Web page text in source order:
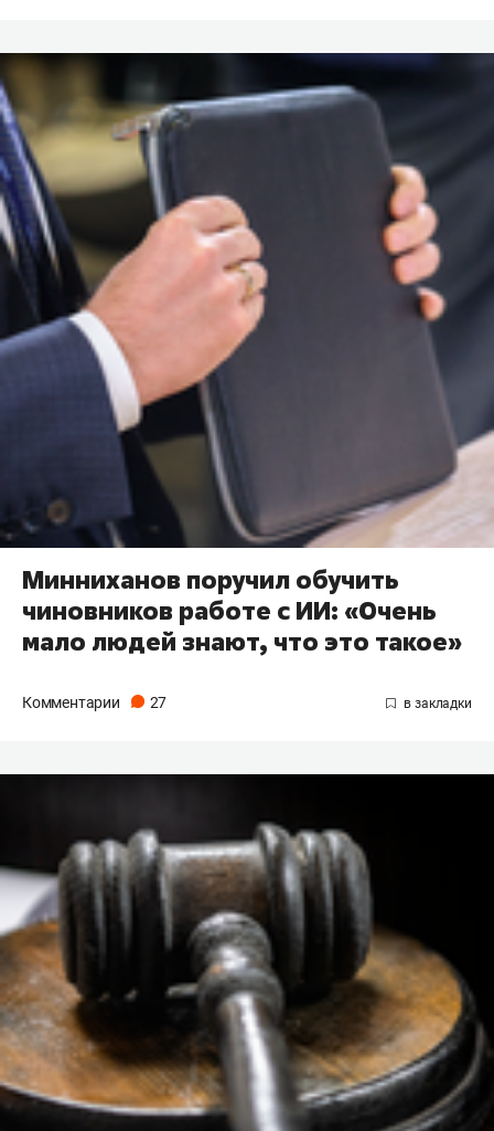
Минниханов поручил обучить
чиновников работе с ИИ: «Очень
мало людей знают, что это такое»
Комментарии 27